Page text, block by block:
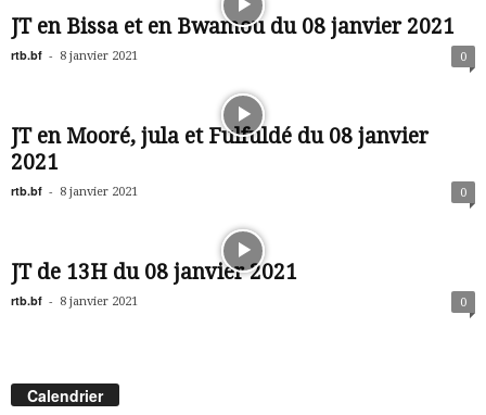
JT en Bissa et en Bwamou du 08 janvier 2021
rtb.bf - 8 janvier 2021 0
JT en Mooré, jula et Fulfuldé du 08 janvier
2021
rtb.bf - 8 janvier 2021 0
JT de 13H du 08 janvier 2021
rtb.bf - 8 janvier 2021 0
Calendrier